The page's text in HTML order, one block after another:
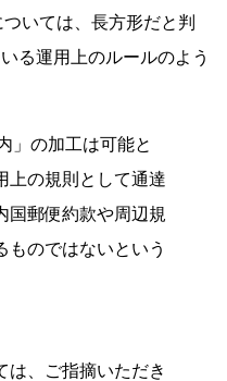
いては、長方形だと判
る運用上のルールのよう
」の加工は可能と
上の規則として通達
国郵便約款や周辺規
ものではないという
は、ご指摘いただき